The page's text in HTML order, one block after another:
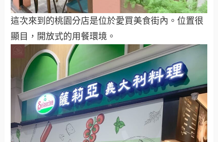
這次來到的桃園分店是位於愛買美食街內。位置很
顯目，開放式的用餐環境。